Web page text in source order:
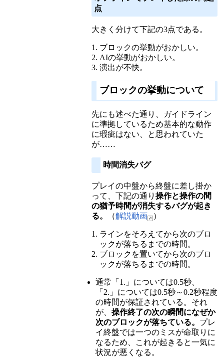
点
大きく分けて下記の3点である。
ブロックの挙動がおかしい。
AIの挙動がおかしい。
演出が不快。
ブロックの挙動について
先にも述べた通り、ガイドライン
に準拠しているため基本的な動作
に瑕疵はない、と思われていた
が……
時間消失バグ
プレイの中盤から終盤に差し掛か
って、下記の通り 操作と操作の間
の猶予時間が消失するバグが起き
る。
（解説動画 ）
ラインをそろえてから次のブロ
ックが落ちるまでの時間。
ブロックを置いてから次のブロ
ックが落ちるまでの時間。
通常「1.」については0.5秒、
「2.」については0.5秒～0.2秒程度
の時間が保証されている。それ
が、 操作終了の次の瞬間になぜか
次のブロックが落ちている。 プレ
イ終盤では一つのミスが命取りに
なるため、これが起きると一気に
状況が悪くなる。